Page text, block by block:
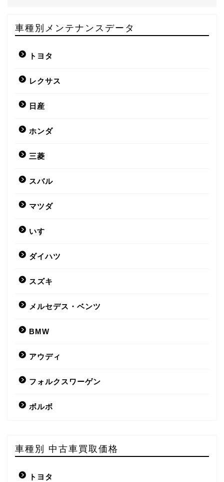
車種別メンテナンスデータ
トヨタ
レクサス
日産
ホンダ
三菱
スバル
マツダ
いすゞ
ダイハツ
スズキ
メルセデス・ベンツ
BMW
アウディ
フォルクスワーゲン
ボルボ
車種別 中古車買取価格
トヨタ